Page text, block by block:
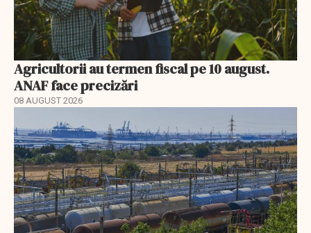
Agricultorii au termen fiscal pe 10 august.
ANAF face precizări
08 AUGUST 2026